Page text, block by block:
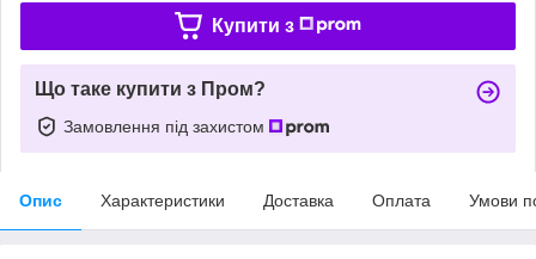
Купити з
Що таке купити з Пром?
Замовлення під захистом
Опис Характеристики Доставка Оплата Умови